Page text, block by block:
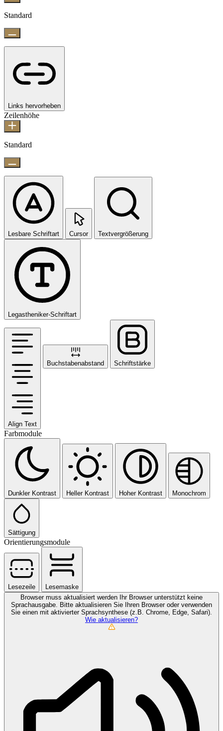
Standard
Links hervorheben
Zeilenhöhe
Standard
Lesbare Schriftart Cursor Textvergrößerung
Legastheniker-Schriftart
Align Text
Buchstabenabstand Schriftstärke
Farbmodule
Dunkler Kontrast Heller Kontrast Hoher Kontrast Monochrom
Sättigung
Orientierungsmodule
Lesezeile
Lesemaske
Browser muss aktualisiert werden
Ihr Browser unterstützt keine
Sprachausgabe. Bitte aktualisieren Sie Ihren Browser oder verwenden
Sie einen mit aktivierter Sprachsynthese (z.B. Chrome, Edge, Safari).
Wie aktualisieren?